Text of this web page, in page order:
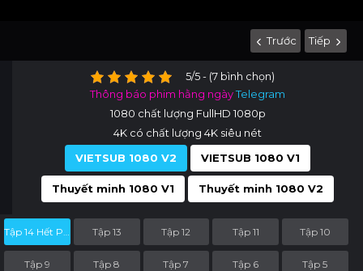
Trước Tiếp
5/5 - (7 bình chọn)
Thông báo phim hằng ngàyTelegram
1080 chất lượng FullHD 1080p
4K có chất lượng 4K siêu nét
VIETSUB 1080 V2
VIETSUB 1080 V1
Thuyết minh 1080 V1 Thuyết minh 1080 V2
Tập 13 Tập 12 Tập 11 Tập 10
Tập 9 Tập 8 Tập 7 Tập 6 Tập 5